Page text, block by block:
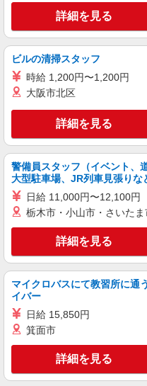
株式会社kotrio /●OS-H2-
デイサービ
軍資金も即
時給
堺市西区
キープ
派遣社員
株式会社kotrio /●OS-H2-2069432
看護助手
持ちがあ
時給
通費全支給(
堺市西区
派遣社員
株式会社kotrio /●OS-H2-
≪鳳駅≫未
シフト相談
詳細を見る
ビルの清掃スタッフ
時給 1,200円〜1,200円
大阪市北区
詳細を見る
警備員スタッフ（イベント、
大型駐車場、JR列車見張りな
日給 11,000円〜12,100円
栃木市・小山市・さいた
詳細を見る
マイクロバスにて教習所に通
イバー
日給 15,850円
箕面市
詳細を見る